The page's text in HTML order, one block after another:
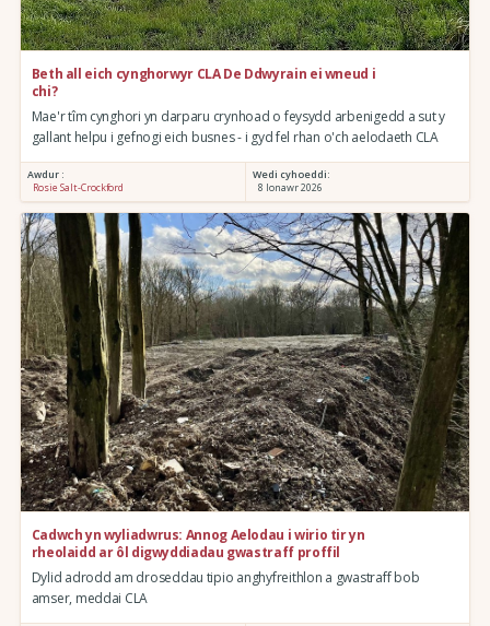
Beth all eich cynghorwyr CLA De Ddwyrain ei wneud i
chi?
Mae'r tîm cynghori yn darparu crynhoad o feysydd arbenigedd a sut y
gallant helpu i gefnogi eich busnes - i gyd fel rhan o'ch aelodaeth CLA
Awdur :
Rosie Salt-Crockford
Wedi cyhoeddi:
8 Ionawr 2026
Cadwch yn wyliadwrus: Annog Aelodau i wirio tir yn
rheolaidd ar ôl digwyddiadau gwastraff proffil
Dylid adrodd am droseddau tipio anghyfreithlon a gwastraff bob
amser, meddai CLA